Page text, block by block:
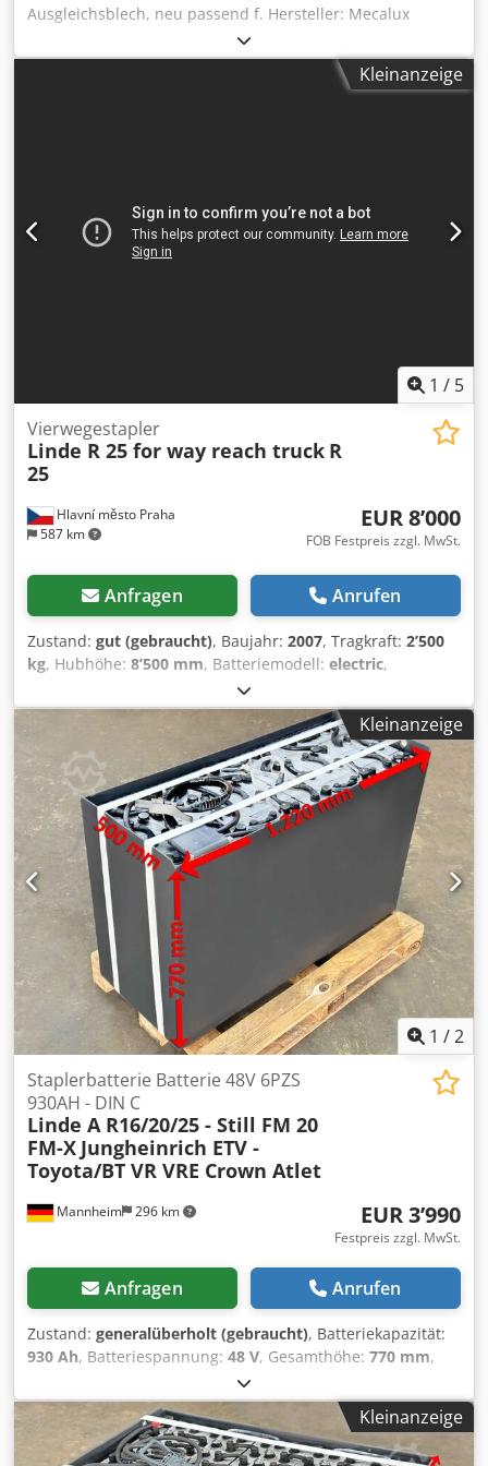
Ausgleichsblech, neu passend f. Hersteller: Mecalux
Materialfarbe: sendzimir verzinkt f. Rahmenprofil: P 101
Materialstärke: 1,00 mm Gesamtbreite: 155 mm
Gesamttiefe: 110 mm Bohrlochdurchmessser: 15 mm
hinaus gewünschter Transport bzw. eine Versendung
dieses Artikels ist mit zusätzlichen Kosten verbunden,
welche gesondert je nach Lieferort bzw. Lieferumfang bei
Kleinanzeige
1 / 5
Hlavní město Praha
587 km
Vierwegestapler
Linde R 25 for way reach truck R
25
EUR 8’000
FOB Festpreis zzgl. MwSt.
Anfragen Anrufen
Zustand: gut (gebraucht), Baujahr: 2007, Tragkraft: 2’500
kg, Hubhöhe: 8’500 mm, Batteriemodell: electric,
Vierwege-Schubmaststapler Dsdpfezcramjx Adyokr
Kleinanzeige
1 /2
Mannheim 296 km
Staplerbatterie Batterie 48V 6PZS
930AH - DIN C
Linde A R16/20/25 - Still FM 20
FM-X Jungheinrich ETV -
Toyota/BT VR VRE Crown Atlet
EUR 3’990
Festpreis zzgl. MwSt.
Anfragen Anrufen
Zustand: generalüberholt (gebraucht), Batteriekapazität:
930 Ah, Batteriespannung: 48 V, Gesamthöhe: 770 mm,
, Gesamtbreite:
Staplerbatterie für Ihren Stapler - 48V 6PZS 930AH - DIN C
+ 1 Jahr Gewährleistung + inkl. Aquamatik + inkl.
Endableiter & Stecker REMA 320 (andere Stecker können
Kleinanzeige